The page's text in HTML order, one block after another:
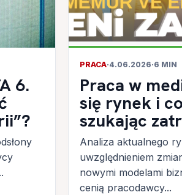
6.
PRACA·4.06.2026·6 MIN
Praca w
się rynek i
szukając
Analiza aktualnego
uwzględnieniem
nowymi modelami
cenią pracodawcy...